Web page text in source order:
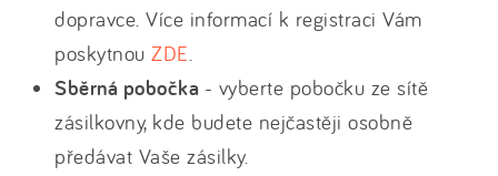
dopravce. Více informací k registraci Vám
poskytnou ZDE.
Sběrná pobočka - vyberte pobočku ze sítě
zásilkovny, kde budete nejčastěji osobně
předávat Vaše zásilky.